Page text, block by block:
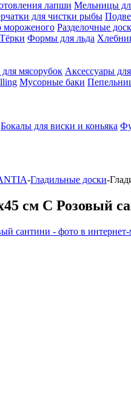
лапши Мельницы
для чистки рыбы
мороженого Разделочные
Тёрки Формы для льда
мясорубок Аксессуары
Мусорные баки
Бокалы для виски и коньяка
-Гладильные доски-
см С Розовый